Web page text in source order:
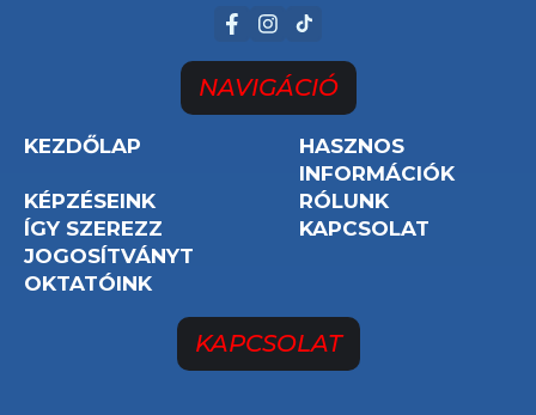
NAVIGÁCIÓ
KEZDŐLAP
HASZNOS
INFORMÁCIÓK
KÉPZÉSEINK
RÓLUNK
ÍGY SZEREZZ
JOGOSÍTVÁNYT
KAPCSOLAT
OKTATÓINK
KAPCSOLAT